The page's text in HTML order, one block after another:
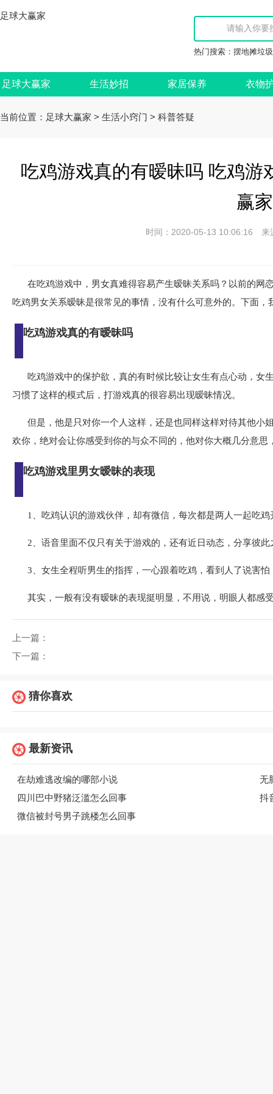
足球大赢家
热门搜索： 摆地摊垃
足球大赢家 生活妙招 家居保养 衣物
当前位置： 足球大赢家 > 生活小窍门 > 科普答疑
吃鸡游戏真的有暧昧吗 吃鸡游
赢家
时间：2020-05-13 10:06:16
在吃鸡游戏中，男女真难得容易产生暧昧关系吗？以前的网
吃鸡男女关系暧昧是很常见的事情，没有什么可意外的。下面
吃鸡游戏真的有暧昧吗
吃鸡游戏中的保护欲，真的有时候比较让女生有点心动，女
习惯了这样的模式后，打游戏真的很容易出现暧昧情况。
但是，他是只对你一个人这样，还是也同样这样对待其他小
欢你，绝对会让你感受到你的与众不同的，他对你大概几分意思
吃鸡游戏里男女暧昧的表现
1、吃鸡认识的游戏伙伴，却有微信，每次都是两人一起吃
2、语音里面不仅只有关于游戏的，还有近日动态，分享彼
3、女生全程听男生的指挥，一心跟着吃鸡，看到人了说害怕
其实，一般有没有暧昧的表现挺明显，不用说，明眼人都感
上一篇：
下一篇：
猜你喜欢
最新资讯
在劫难逃改编的哪部小说
无
四川巴中野猪泛滥怎么回事
抖
微信被封号男子跳楼怎么回事